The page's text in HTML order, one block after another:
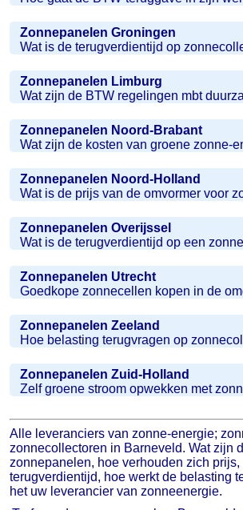
Zonnepanelen Groningen
Wat is de terugverdientijd op
Zonnepanelen Limburg
Wat zijn de BTW regelingen mbt
Zonnepanelen Noord-Brabant
Wat zijn de kosten van groene zonne-
Zonnepanelen Noord-Holland
Wat is de prijs van de omvormer voor
Zonnepanelen Overijssel
Wat is de terugverdientijd op een
Zonnepanelen Utrecht
Goedkope zonnecellen kopen in de
Zonnepanelen Zeeland
Hoe belasting terugvragen op
Zonnepanelen Zuid-Holland
Zelf groene stroom opwekken met
Alle leveranciers van zonne-energie;
zonnecollectoren in Barneveld. Wat zijn
zonnepanelen, hoe verhouden zich prijs,
terugverdientijd, hoe werkt de belasting
het uw leverancier van zonneenergie.